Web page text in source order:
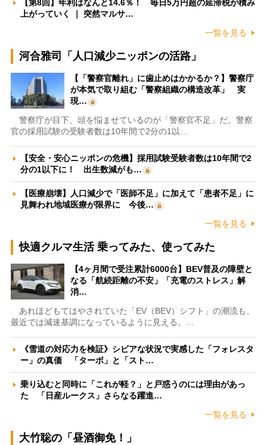
【第8回】年利はなんと14.6％！ 毎日5万円超の延滞税が積み
上がっていく ｜ 突然マルサ…
一覧を見る
河合雅司「人口減少ニッポンの活路」
【「警察官離れ」に歯止めはかかるか？】警察庁
が本気で取り組む「警察組織の構造改革」 実
現…
警察庁が目下、頭を悩ませているのが「警察官不足」だ。警察
官の採用試験の受験者数は10年間で2分の1以…
【安全・安心ニッポンの危機】採用試験受験者数は10年間で2
分の1以下に！ 出生数減がも…
【医療崩壊】人口減少で「医師不足」に加えて「患者不足」に
見舞われ地域医療が限界に 今後…
一覧を見る
快適クルマ生活 乗ってみた、使ってみた
【4ヶ月間で受注累計6000台】BEV普及の障壁と
なる「航続距離の不安」「充電のストレス」解
消…
あれほどもてはやされていた「EV（BEV）シフト」の潮流も、
最近では減速基調になっているように見える。…
《雪道の対応力を検証》シビアな状況で実感した「フォレスタ
ー」の真価 「ターボ」と「スト…
乗り込むと同時に「これが軽？」と戸惑うのには理由があっ
た 「日産ルークス」さらなる躍進…
一覧を見る
大竹聡の「昼酒御免！」